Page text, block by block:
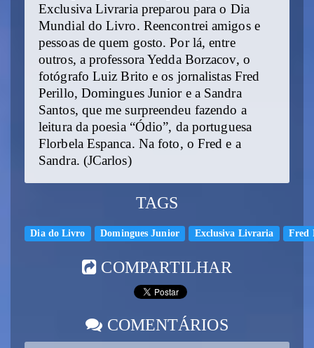
Exclusiva Livraria preparou para o Dia
Mundial do Livro. Reencontrei amigos e
pessoas de quem gosto. Por lá, entre
outros, a professora Yedda Borzacov, o
fotógrafo Luiz Brito e os jornalistas Fred
Perillo, Domingues Junior e a Sandra
Santos, que me surpreendeu fazendo a
leitura da poesia “Ódio”, da portuguesa
Florbela Espanca. Na foto, o Fred e a
Sandra. (JCarlos)
TAGS
Dia do Livro Domingues Junior Exclusiva Livraria Fred
COMPARTILHAR
COMENTÁRIOS